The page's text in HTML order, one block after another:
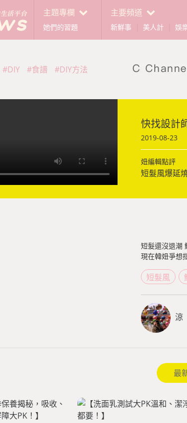
主題專欄
她們的習題
主要頻道
新鮮事 美人計 娛
#DIY #食譜 #DIY方法
快找設計
2019-08-23
妞編輯點評
短髮風爆延
短髮還沒退潮
現在韓妞爭想
短髮風
涼
最